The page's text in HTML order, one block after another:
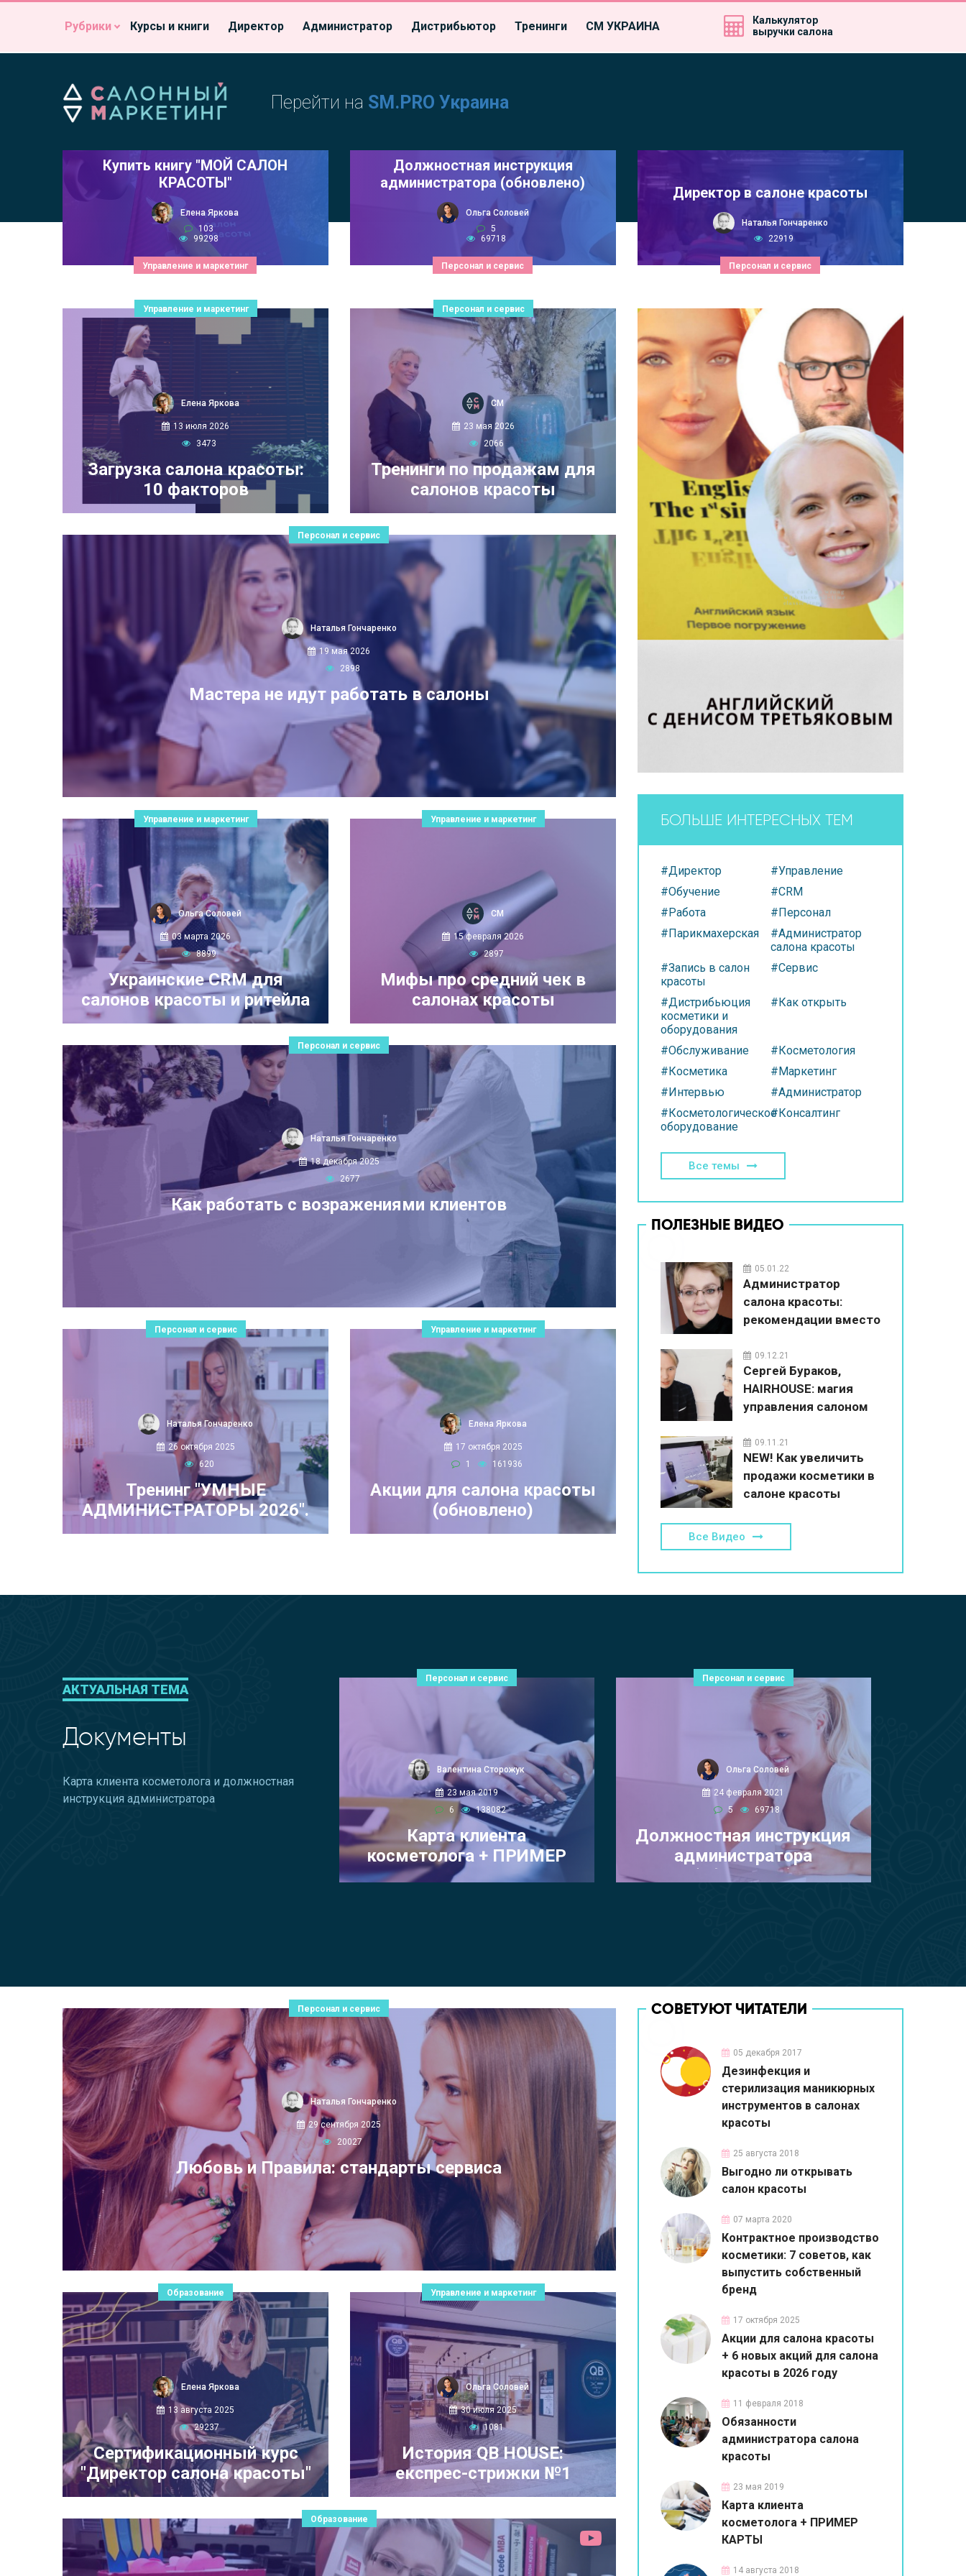
Рубрики Курсы и книги Директор Администратор Дистрибьютор Тренинги СМ УКРАИНА
Калькулятор
выручки салона
Перейти на SM.PRO Украина
Управление и маркетинг
Купить книгу "МОЙ САЛОН
КРАСОТЫ"
Елена Яркова
103
99298
Персонал и сервис
Должностная инструкция
администратора (обновлено)
Ольга Соловей
5
69718
Персонал и сервис
Директор в салоне красоты
Наталья Гончаренко
22919
Управление и маркетинг
Елена Яркова
13 июля 2026
3473
Загрузка салона красоты:
10 факторов
Персонал и сервис
СМ
23 мая 2026
2066
Тренинги по продажам для
салонов красоты
Персонал и сервис
Наталья Гончаренко
19 мая 2026
2898
Мастера не идут работать в салоны
Управление и маркетинг
Ольга Соловей
03 марта 2026
8899
Украинские CRM для
салонов красоты и ритейла
Управление и маркетинг
СМ
15 февраля 2026
2897
Мифы про средний чек в
салонах красоты
Персонал и сервис
Наталья Гончаренко
18 декабря 2025
2677
Как работать с возражениями клиентов
Персонал и сервис
Наталья Гончаренко
26 октября 2025
620
Тренинг "УМНЫЕ
АДМИНИСТРАТОРЫ 2026".
Управление и маркетинг
Елена Яркова
17 октября 2025
1
161936
Акции для салона красоты
(обновлено)
БОЛЬШЕ ИНТЕРЕСНЫХ ТЕМ
#Директор
#Управление
#Обучение
#CRM
#Работа
#Персонал
#Парикмахерская
#Администратор
салона красоты
#Запись в салон
красоты
#Сервис
#Дистрибьюция
косметики и
оборудования
#Как открыть
#Обслуживание
#Косметология
#Косметика
#Маркетинг
#Интервью
#Администратор
#Косметологическое
оборудование
#Консалтинг
Все темы
ПОЛЕЗНЫЕ ВИДЕО
05.01.22
Администратор
салона красоты:
рекомендации вместо
09.12.21
Сергей Бураков,
HAIRHOUSE: магия
управления салоном
09.11.21
NEW! Как увеличить
продажи косметики в
салоне красоты
Все Видео
АКТУАЛЬНАЯ ТЕМА
Документы
Карта клиента косметолога и должностная
инструкция администратора
Персонал и сервис
Валентина Сторожук
23 мая 2019
6
138082
Карта клиента
косметолога + ПРИМЕР
КАРТЫ Medik8
Персонал и сервис
Ольга Соловей
24 февраля 2021
5
69718
Должностная инструкция
администратора
(обновлено)
Персонал и сервис
Наталья Гончаренко
29 сентября 2025
20027
Любовь и Правила: стандарты сервиса
Образование
Елена Яркова
13 августа 2025
29237
Сертификационный курс
"Директор салона красоты"
Управление и маркетинг
Ольга Соловей
30 июля 2025
1081
История QB HOUSE:
експрес-стрижки №1
Образование
СОВЕТУЮТ ЧИТАТЕЛИ
05 декабря 2017
Дезинфекция и
стерилизация маникюрных
инструментов в салонах
красоты
25 августа 2018
Выгодно ли открывать
салон красоты
07 марта 2020
Контрактное производство
косметики: 7 советов, как
выпустить собственный
бренд
17 октября 2025
Акции для салона красоты
+ 6 новых акций для салона
красоты в 2026 году
11 февраля 2018
Обязанности
администратора салона
красоты
23 мая 2019
Карта клиента
косметолога + ПРИМЕР
КАРТЫ
14 августа 2018